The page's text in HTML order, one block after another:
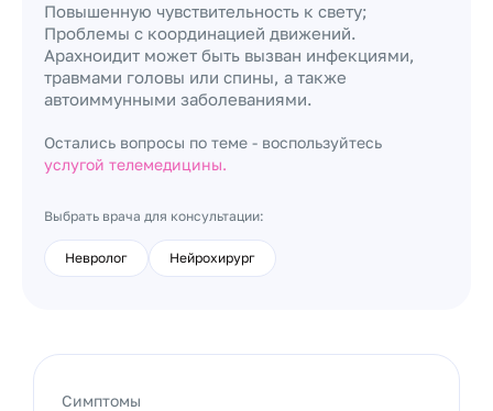
Повышенную чувствительность к свету;
Проблемы с координацией движений.
Арахноидит может быть вызван инфекциями,
травмами головы или спины, а также
автоиммунными заболеваниями.
Остались вопросы по теме - воспользуйтесь
услугой телемедицины.
Выбрать врача для консультации:
Невролог Нейрохирург
Симптомы